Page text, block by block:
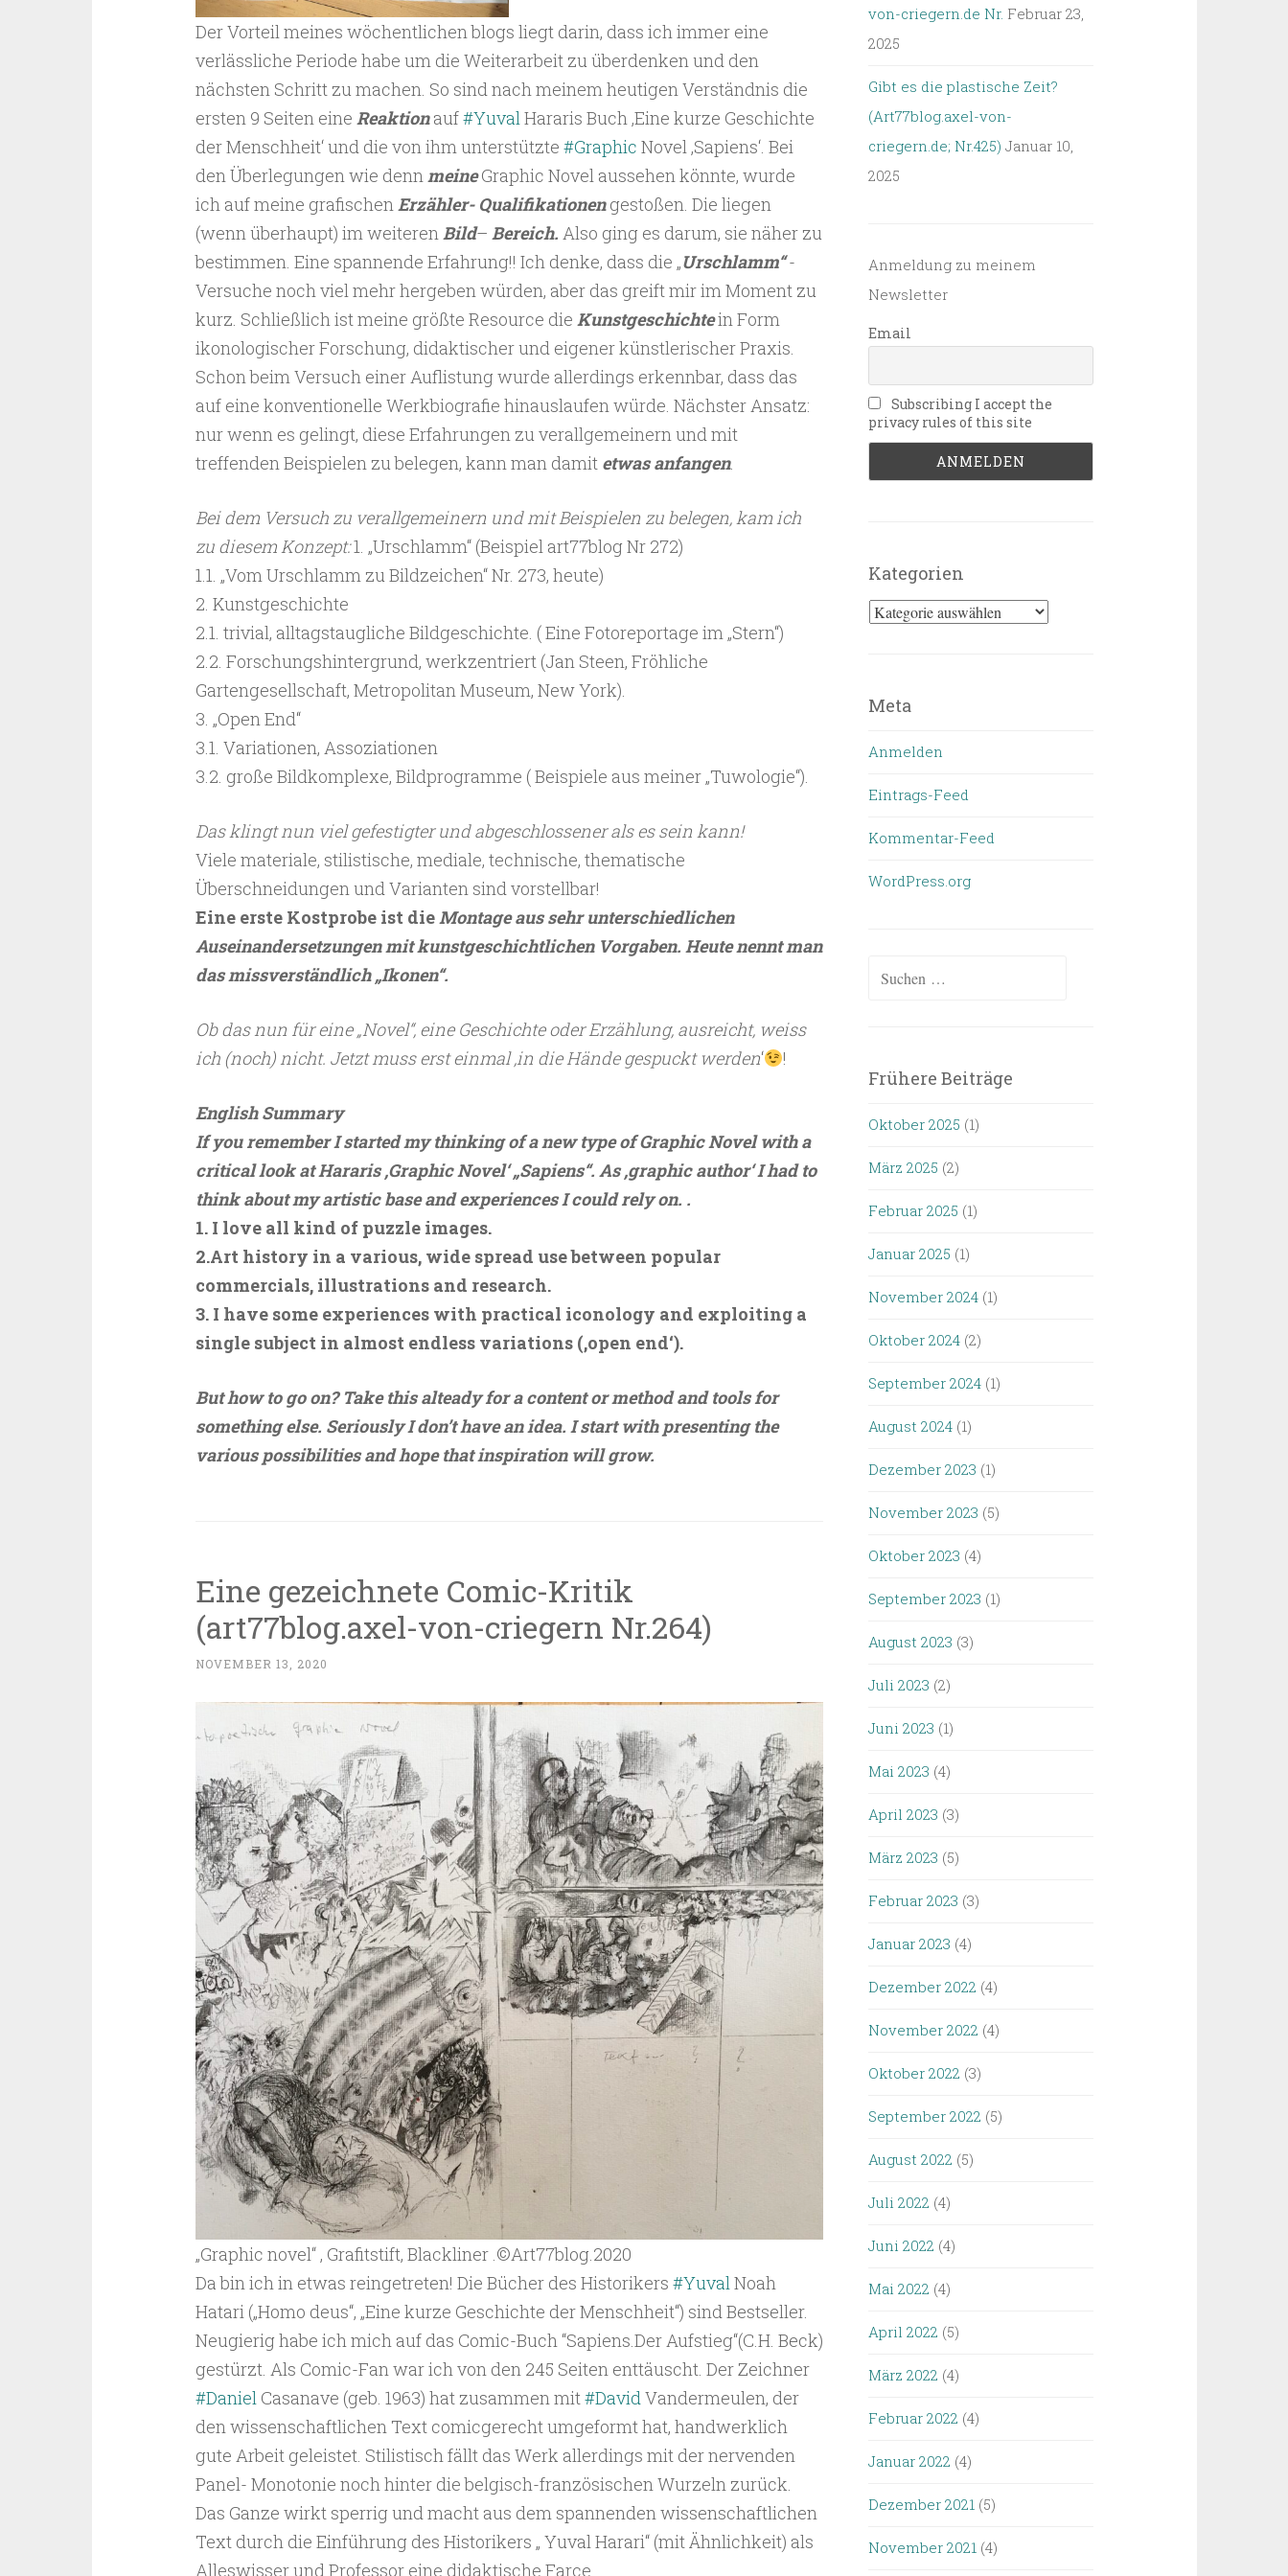
Der Vorteil meines wöchentlichen blogs liegt darin, dass ich immer eine
verlässliche Periode habe um die Weiterarbeit zu überdenken und den
nächsten Schritt zu machen. So sind nach meinem heutigen Verständnis die
ersten 9 Seiten eine Reaktionauf#YuvalHararis Buch ‚Eine kurze Geschichte
der Menschheit‘ und die von ihm unterstützte #Graphic Novel ‚Sapiens‘. Bei
den Überlegungen wie dennmeineGraphic Novel aussehen könnte, wurde
ich auf meine grafischenErzähler- Qualifikationengestoßen. Die liegen
(wenn überhaupt) im weiterenBild– Bereich. Also ging es darum, sie näher zu
bestimmen. Eine spannende Erfahrung!! Ich denke, dass die „Urschlamm“-
Versuche noch viel mehr hergeben würden, aber das greift mir im Moment zu
kurz. Schließlich ist meine größte Resource die Kunstgeschichtein Form
ikonologischer Forschung, didaktischer und eigener künstlerischer Praxis.
Schon beim Versuch einer Auflistung wurde allerdings erkennbar, dass das
auf eine konventionelle Werkbiografie hinauslaufen würde. Nächster Ansatz:
nur wenn es gelingt, diese Erfahrungen zu verallgemeinern und mit
treffenden Beispielen zu belegen, kann man damit etwas anfangen.
Bei dem Versuch zu verallgemeinern und mit Beispielen zu belegen, kam ich
zu diesem Konzept:1. „Urschlamm“ (Beispiel art77blog Nr 272)
1.1. „Vom Urschlamm zu Bildzeichen“ Nr. 273, heute)
2. Kunstgeschichte
2.1. trivial, alltagstaugliche Bildgeschichte. ( Eine Fotoreportage im „Stern“)
2.2. Forschungshintergrund, werkzentriert (Jan Steen, Fröhliche
Gartengesellschaft, Metropolitan Museum, New York).
3. „Open End“
3.1. Variationen, Assoziationen
3.2. große Bildkomplexe, Bildprogramme ( Beispiele aus meiner „Tuwologie“).
Das klingt nun viel gefestigter und abgeschlossener als es sein kann!
Viele materiale, stilistische, mediale, technische, thematische
Überschneidungen und Varianten sind vorstellbar!
Eine erste Kostprobe ist dieMontage aus sehr unterschiedlichen
Auseinandersetzungen mit kunstgeschichtlichen Vorgaben. Heute nennt man
das missverständlich „Ikonen“.
Ob das nun für eine „Novel“, eine Geschichte oder Erzählung, ausreicht, weiss
ich (noch) nicht. Jetzt muss erst einmal ‚in die Hände gespuckt werden‘ !
English Summary
If you remember I started my thinking of a new type of Graphic Novel with a
critical look at Hararis ‚Graphic Novel‘ „Sapiens“. As ‚graphic author‘ I had to
think about my artistic base and experiences I could rely on. .
1. I love all kind of puzzle images.
2.Art history in a various, wide spread use between popular
commercials, illustrations and research.
3. I have some experiences with practical iconology and exploiting a
single subject in almost endless variations (‚open end‘).
But how to go on? Take this alteady for a content or method and tools for
something else. Seriously I don’t have an idea. I start with presenting the
various possibilities and hope that inspiration will grow.
Eine gezeichnete Comic-Kritik
(art77blog.axel-von-criegern Nr.264)
NOVEMBER 13, 2020
„Graphic novel“ , Grafitstift, Blackliner .©️Art77blog.2020
Da bin ich in etwas reingetreten! Die Bücher des Historikers #YuvalNoah
Hatari („Homo deus“, „Eine kurze Geschichte der Menschheit“) sind Bestseller.
Neugierig habe ich mich auf das Comic-Buch “Sapiens.Der Aufstieg“(C.H. Beck)
gestürzt. Als Comic-Fan war ich von den 245 Seiten enttäuscht. Der Zeichner
#DanielCasanave (geb. 1963) hat zusammen mit#DavidVandermeulen, der
den wissenschaftlichen Text comicgerecht umgeformt hat, handwerklich
gute Arbeit geleistet. Stilistisch fällt das Werk allerdings mit der nervenden
Panel- Monotonie noch hinter die belgisch-französischen Wurzeln zurück.
Das Ganze wirkt sperrig und macht aus dem spannenden wissenschaftlichen
Text durch die Einführung des Historikers „ Yuval Harari“ (mit Ähnlichkeit) als
Alleswisser und Professor eine didaktische Farce.
von-criegern.de Nr. Februar 23,
2025
Gibt es die plastische Zeit?
(Art77blog.axel-von-
criegern.de; Nr.425) Januar 10,
2025
Anmeldung zu meinem
Newsletter
Email
Subscribing I accept the
privacy rules of this site
Kategorien
Kategorien
Meta
Anmelden
Eintrags-Feed
Kommentar-Feed
WordPress.org
Suchen
Frühere Beiträge
Oktober 2025 (1)
März 2025 (2)
Februar 2025 (1)
Januar 2025 (1)
November 2024 (1)
Oktober 2024 (2)
September 2024 (1)
August 2024 (1)
Dezember 2023 (1)
November 2023 (5)
Oktober 2023 (4)
September 2023 (1)
August 2023 (3)
Juli 2023 (2)
Juni 2023 (1)
Mai 2023 (4)
April 2023 (3)
März 2023 (5)
Februar 2023 (3)
Januar 2023 (4)
Dezember 2022 (4)
November 2022 (4)
Oktober 2022 (3)
September 2022 (5)
August 2022 (5)
Juli 2022 (4)
Juni 2022 (4)
Mai 2022 (4)
April 2022 (5)
März 2022 (4)
Februar 2022 (4)
Januar 2022 (4)
Dezember 2021 (5)
November 2021 (4)